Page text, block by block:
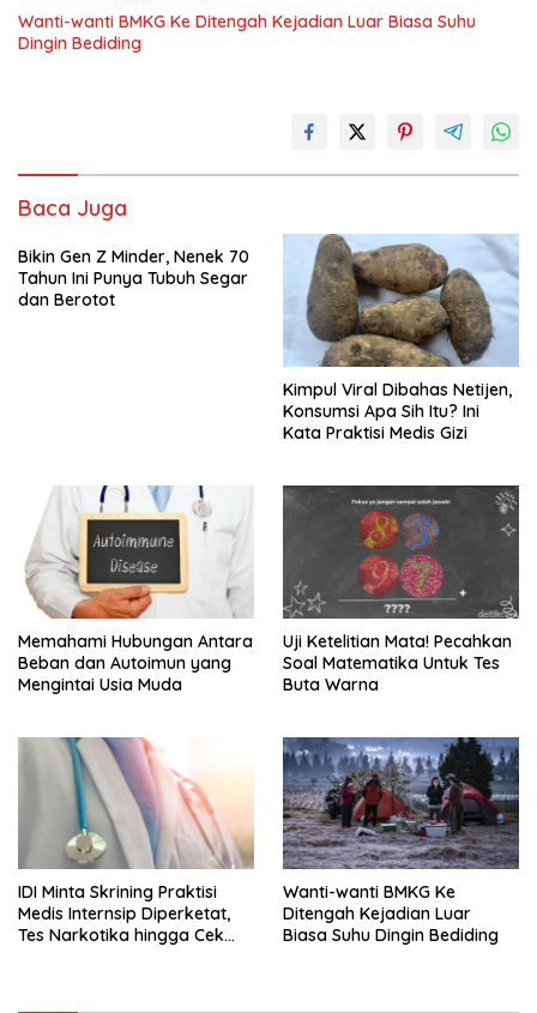
Wanti-wanti BMKG Ke Ditengah Kejadian Luar Biasa Suhu
Dingin Bediding
Baca Juga
Bikin Gen Z Minder, Nenek 70
Tahun Ini Punya Tubuh Segar
dan Berotot
Kimpul Viral Dibahas Netijen,
Konsumsi Apa Sih Itu? Ini
Kata Praktisi Medis Gizi
Memahami Hubungan Antara
Beban dan Autoimun yang
Mengintai Usia Muda
Uji Ketelitian Mata! Pecahkan
Soal Matematika Untuk Tes
Buta Warna
IDI Minta Skrining Praktisi
Medis Internsip Diperketat,
Tes Narkotika hingga Cek
Wanti-wanti BMKG Ke
Ditengah Kejadian Luar
Biasa Suhu Dingin Bediding